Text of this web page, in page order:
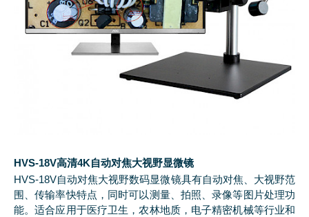
HVS-18V高清4K自动对焦大视野显微镜
HVS-18V自动对焦大视野数码显微镜具有自动对焦、大视野范
围、传输率快特点，同时可以测量、拍照、录像等图片处理功
能。适合应用于医疗卫生，农林地质，电子精密机械等行业和